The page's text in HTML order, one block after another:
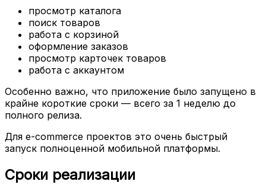
просмотр каталога
поиск товаров
работа с корзиной
оформление заказов
просмотр карточек товаров
работа с аккаунтом
Особенно важно, что приложение было запущено в
крайне короткие сроки — всего за 1 неделю до
полного релиза.
Для e-commerce проектов это очень быстрый
запуск полноценной мобильной платформы.
Сроки реализации